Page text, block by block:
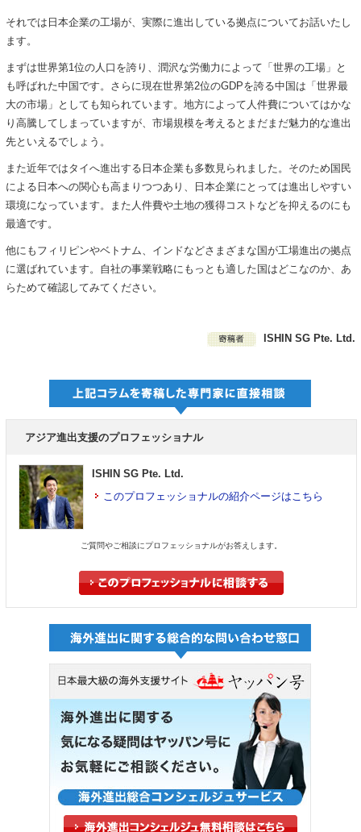
それでは日本企業の工場が、実際に進出している拠点についてお話いたし
ます。
まずは世界第1位の人口を誇り、潤沢な労働力によって「世界の工場」と
も呼ばれた中国です。さらに現在世界第2位のGDPを誇る中国は「世界最
大の市場」としても知られています。地方によって人件費についてはかな
り高騰してしまっていますが、市場規模を考えるとまだまだ魅力的な進出
先といえるでしょう。
また近年ではタイへ進出する日本企業も多数見られました。そのため国民
による日本への関心も高まりつつあり、日本企業にとっては進出しやすい
環境になっています。また人件費や土地の獲得コストなどを抑えるのにも
最適です。
他にもフィリピンやベトナム、インドなどさまざまな国が工場進出の拠点
に選ばれています。自社の事業戦略にもっとも適した国はどこなのか、あ
らためて確認してみてください。
ISHIN SG Pte. Ltd.
アジア進出支援のプロフェッショナル
ISHIN SG Pte. Ltd.
このプロフェッショナルの紹介ページはこちら
ご質問やご相談にプロフェッショナルがお答えします。